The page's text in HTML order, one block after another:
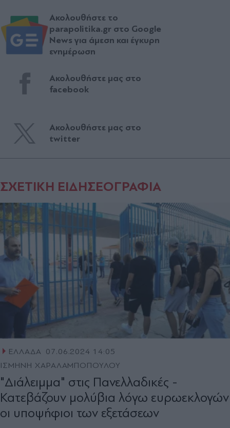
Ακολουθήστε το
parapolitika.gr στο Google
News για άμεση και έγκυρη
ενημέρωση
Ακολουθήστε μας στο
facebook
Ακολουθήστε μας στο
twitter
ΣΧΕΤΙΚΗ ΕΙΔΗΣΕΟΓΡΑΦΙΑ
ΕΛΛΑΔΑ
07.06.2024 14:05
ΙΣΜΗΝΗ ΧΑΡΑΛΑΜΠΟΠΟΥΛΟΥ
"Διάλειμμα" στις Πανελλαδικές -
Κατεβάζουν μολύβια λόγω ευρωεκλογών
οι υποψήφιοι των εξετάσεων